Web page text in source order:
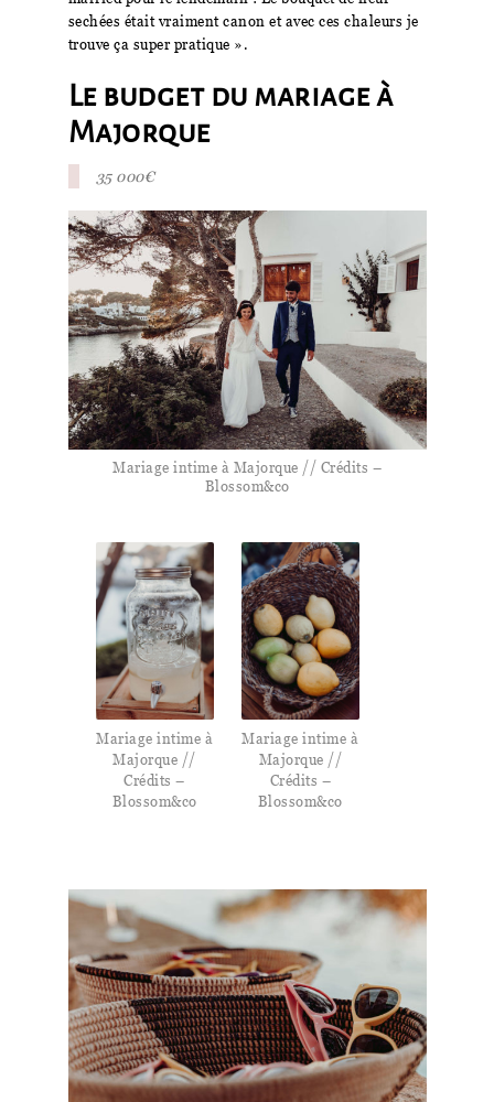
sechées était vraiment canon et avec ces chaleurs je
trouve ça super pratique ».
Le budget du mariage à
Majorque
35 000€
Mariage intime à Majorque // Crédits –
Blossom&co
Mariage intime à
Majorque //
Crédits –
Blossom&co
Mariage intime à
Majorque //
Crédits –
Blossom&co